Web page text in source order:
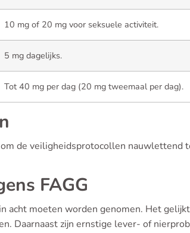
10 mg of 20 mg voor seksuele activiteit.
5 mg dagelijks.
Tot 40 mg per dag (20 mg tweemaal per dag).
de veiligheidsprotocollen nauwlettend
FAGG
acht moeten worden genomen. Het
Daarnaast zijn ernstige lever- of